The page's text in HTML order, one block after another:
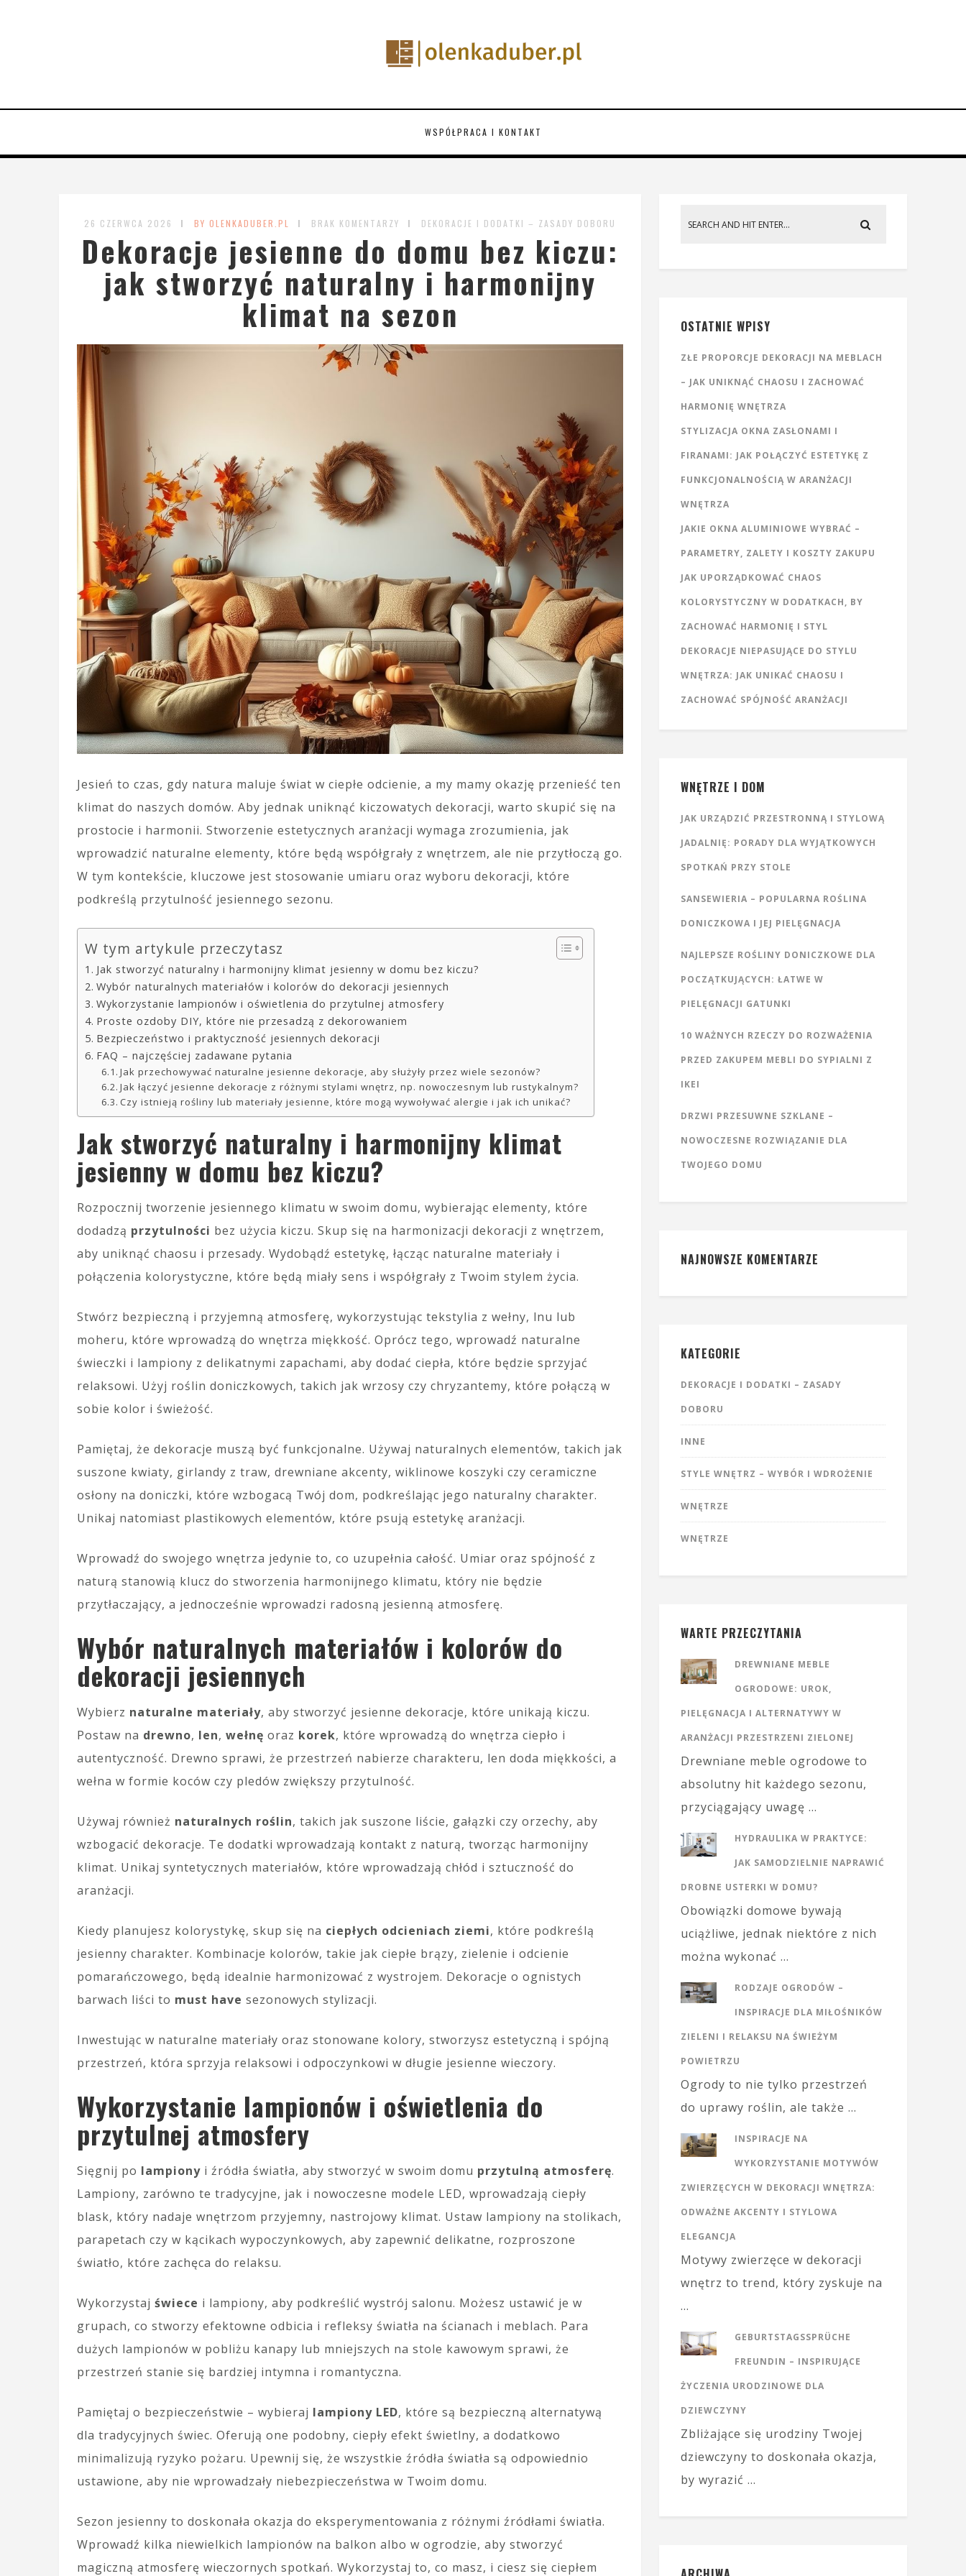
WSPÓŁPRACA I KONTAKT
26 CZERWCA 2026 BY OLENKADUBER.PL BRAK KOMENTARZY DEKORACJE I DODATKI – ZASADY DOBORU
Dekoracje jesienne do domu bez kiczu:
jak stworzyć naturalny i harmonijny
klimat na sezon
Jesień to czas, gdy natura maluje świat w ciepłe odcienie, a my mamy okazję przenieść ten
klimat do naszych domów. Aby jednak uniknąć kiczowatych dekoracji, warto skupić się na
prostocie i harmonii. Stworzenie estetycznych aranżacji wymaga zrozumienia, jak
wprowadzić naturalne elementy, które będą współgrały z wnętrzem, ale nie przytłoczą go.
W tym kontekście, kluczowe jest stosowanie umiaru oraz wyboru dekoracji, które
podkreślą przytulność jesiennego sezonu.
W tym artykule przeczytasz
Jak stworzyć naturalny i harmonijny klimat jesienny w domu bez kiczu?
Wybór naturalnych materiałów i kolorów do dekoracji jesiennych
Wykorzystanie lampionów i oświetlenia do przytulnej atmosfery
Proste ozdoby DIY, które nie przesadzą z dekorowaniem
Bezpieczeństwo i praktyczność jesiennych dekoracji
FAQ – najczęściej zadawane pytania
Jak przechowywać naturalne jesienne dekoracje, aby służyły przez wiele sezonów?
Jak łączyć jesienne dekoracje z różnymi stylami wnętrz, np. nowoczesnym lub rustykalnym?
Czy istnieją rośliny lub materiały jesienne, które mogą wywoływać alergie i jak ich unikać?
Jak stworzyć naturalny i harmonijny klimat
jesienny w domu bez kiczu?
Rozpocznij tworzenie jesiennego klimatu w swoim domu, wybierając elementy, które
dodadzą przytulności bez użycia kiczu. Skup się na harmonizacji dekoracji z wnętrzem,
aby uniknąć chaosu i przesady. Wydobądź estetykę, łącząc naturalne materiały i
połączenia kolorystyczne, które będą miały sens i współgrały z Twoim stylem życia.
Stwórz bezpieczną i przyjemną atmosferę, wykorzystując tekstylia z wełny, lnu lub
moheru, które wprowadzą do wnętrza miękkość. Oprócz tego, wprowadź naturalne
świeczki i lampiony z delikatnymi zapachami, aby dodać ciepła, które będzie sprzyjać
relaksowi. Użyj roślin doniczkowych, takich jak wrzosy czy chryzantemy, które połączą w
sobie kolor i świeżość.
Pamiętaj, że dekoracje muszą być funkcjonalne. Używaj naturalnych elementów, takich jak
suszone kwiaty, girlandy z traw, drewniane akcenty, wiklinowe koszyki czy ceramiczne
osłony na doniczki, które wzbogacą Twój dom, podkreślając jego naturalny charakter.
Unikaj natomiast plastikowych elementów, które psują estetykę aranżacji.
Wprowadź do swojego wnętrza jedynie to, co uzupełnia całość. Umiar oraz spójność z
naturą stanowią klucz do stworzenia harmonijnego klimatu, który nie będzie
przytłaczający, a jednocześnie wprowadzi radosną jesienną atmosferę.
Wybór naturalnych materiałów i kolorów do
dekoracji jesiennych
Wybierz naturalne materiały, aby stworzyć jesienne dekoracje, które unikają kiczu.
Postaw na drewno, len, wełnę oraz korek, które wprowadzą do wnętrza ciepło i
autentyczność. Drewno sprawi, że przestrzeń nabierze charakteru, len doda miękkości, a
wełna w formie koców czy pledów zwiększy przytulność.
Używaj również naturalnych roślin, takich jak suszone liście, gałązki czy orzechy, aby
wzbogacić dekoracje. Te dodatki wprowadzają kontakt z naturą, tworząc harmonijny
klimat. Unikaj syntetycznych materiałów, które wprowadzają chłód i sztuczność do
aranżacji.
Kiedy planujesz kolorystykę, skup się na ciepłych odcieniach ziemi, które podkreślą
jesienny charakter. Kombinacje kolorów, takie jak ciepłe brązy, zielenie i odcienie
pomarańczowego, będą idealnie harmonizować z wystrojem. Dekoracje o ognistych
barwach liści to must have sezonowych stylizacji.
Inwestując w naturalne materiały oraz stonowane kolory, stworzysz estetyczną i spójną
przestrzeń, która sprzyja relaksowi i odpoczynkowi w długie jesienne wieczory.
Wykorzystanie lampionów i oświetlenia do
przytulnej atmosfery
Sięgnij po lampiony i źródła światła, aby stworzyć w swoim domu przytulną atmosferę.
Lampiony, zarówno te tradycyjne, jak i nowoczesne modele LED, wprowadzają ciepły
blask, który nadaje wnętrzom przyjemny, nastrojowy klimat. Ustaw lampiony na stolikach,
parapetach czy w kącikach wypoczynkowych, aby zapewnić delikatne, rozproszone
światło, które zachęca do relaksu.
Wykorzystaj świece i lampiony, aby podkreślić wystrój salonu. Możesz ustawić je w
grupach, co stworzy efektowne odbicia i refleksy światła na ścianach i meblach. Para
dużych lampionów w pobliżu kanapy lub mniejszych na stole kawowym sprawi, że
przestrzeń stanie się bardziej intymna i romantyczna.
Pamiętaj o bezpieczeństwie – wybieraj lampiony LED, które są bezpieczną alternatywą
dla tradycyjnych świec. Oferują one podobny, ciepły efekt świetlny, a dodatkowo
minimalizują ryzyko pożaru. Upewnij się, że wszystkie źródła światła są odpowiednio
ustawione, aby nie wprowadzały niebezpieczeństwa w Twoim domu.
Sezon jesienny to doskonała okazja do eksperymentowania z różnymi źródłami światła.
Wprowadź kilka niewielkich lampionów na balkon albo w ogrodzie, aby stworzyć
magiczną atmosferę wieczornych spotkań. Wykorzystaj to, co masz, i ciesz się ciepłem
OSTATNIE WPISY
ZŁE PROPORCJE DEKORACJI NA MEBLACH
– JAK UNIKNĄĆ CHAOSU I ZACHOWAĆ
HARMONIĘ WNĘTRZA
STYLIZACJA OKNA ZASŁONAMI I
FIRANAMI: JAK POŁĄCZYĆ ESTETYKĘ Z
FUNKCJONALNOŚCIĄ W ARANŻACJI
WNĘTRZA
JAKIE OKNA ALUMINIOWE WYBRAĆ –
PARAMETRY, ZALETY I KOSZTY ZAKUPU
JAK UPORZĄDKOWAĆ CHAOS
KOLORYSTYCZNY W DODATKACH, BY
ZACHOWAĆ HARMONIĘ I STYL
DEKORACJE NIEPASUJĄCE DO STYLU
WNĘTRZA: JAK UNIKAĆ CHAOSU I
ZACHOWAĆ SPÓJNOŚĆ ARANŻACJI
WNĘTRZE I DOM
JAK URZĄDZIĆ PRZESTRONNĄ I STYLOWĄ
JADALNIĘ: PORADY DLA WYJĄTKOWYCH
SPOTKAŃ PRZY STOLE
SANSEWIERIA – POPULARNA ROŚLINA
DONICZKOWA I JEJ PIELĘGNACJA
NAJLEPSZE ROŚLINY DONICZKOWE DLA
POCZĄTKUJĄCYCH: ŁATWE W
PIELĘGNACJI GATUNKI
10 WAŻNYCH RZECZY DO ROZWAŻENIA
PRZED ZAKUPEM MEBLI DO SYPIALNI Z
IKEI
DRZWI PRZESUWNE SZKLANE –
NOWOCZESNE ROZWIĄZANIE DLA
TWOJEGO DOMU
NAJNOWSZE KOMENTARZE
KATEGORIE
DEKORACJE I DODATKI – ZASADY
DOBORU
INNE
STYLE WNĘTRZ – WYBÓR I WDROŻENIE
WNĘTRZE
WNĘTRZE
WARTE PRZECZYTANIA
DREWNIANE MEBLE
OGRODOWE: UROK,
PIELĘGNACJA I ALTERNATYWY W
ARANŻACJI PRZESTRZENI ZIELONEJ
Drewniane meble ogrodowe to
absolutny hit każdego sezonu,
przyciągający uwagę …
HYDRAULIKA W PRAKTYCE:
JAK SAMODZIELNIE NAPRAWIĆ
DROBNE USTERKI W DOMU?
Obowiązki domowe bywają
uciążliwe, jednak niektóre z nich
można wykonać …
RODZAJE OGRODÓW –
INSPIRACJE DLA MIŁOŚNIKÓW
ZIELENI I RELAKSU NA ŚWIEŻYM
POWIETRZU
Ogrody to nie tylko przestrzeń
do uprawy roślin, ale także …
INSPIRACJE NA
WYKORZYSTANIE MOTYWÓW
ZWIERZĘCYCH W DEKORACJI WNĘTRZA:
ODWAŻNE AKCENTY I STYLOWA
ELEGANCJA
Motywy zwierzęce w dekoracji
wnętrz to trend, który zyskuje na
…
GEBURTSTAGSSPRÜCHE
FREUNDIN – INSPIRUJĄCE
ŻYCZENIA URODZINOWE DLA
DZIEWCZYNY
Zbliżające się urodziny Twojej
dziewczyny to doskonała okazja,
by wyrazić …